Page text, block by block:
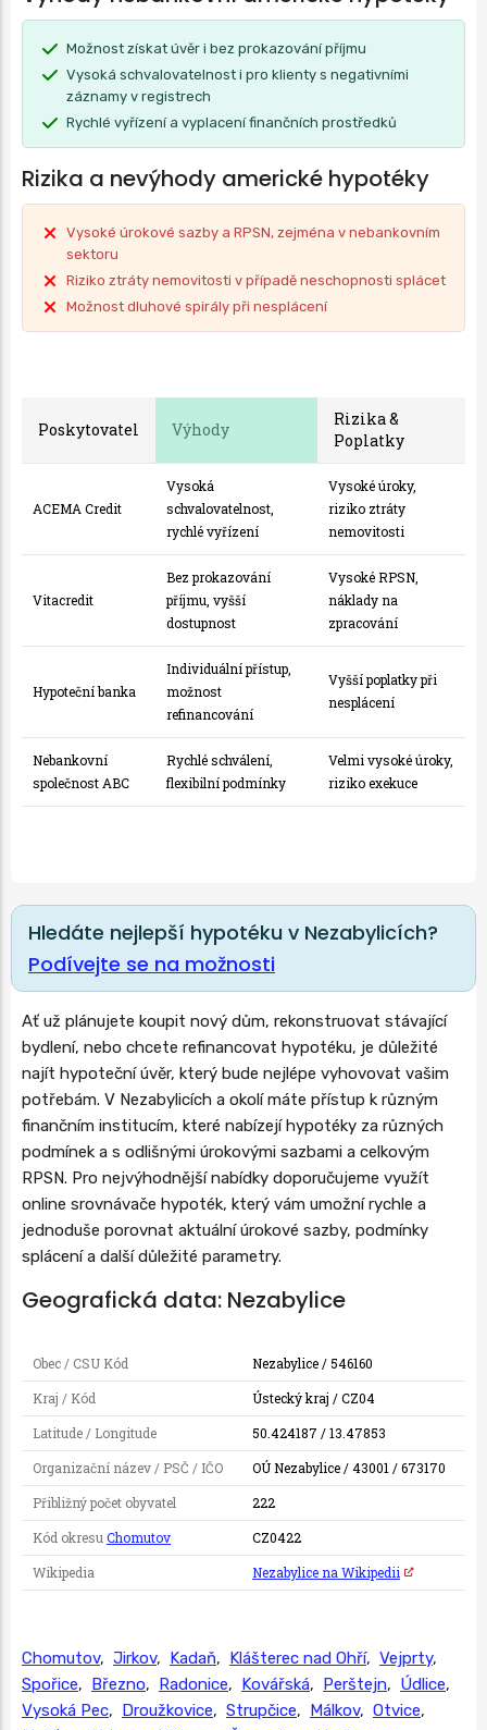
Možnost získat úvěr i bez prokazování příjmu
Vysoká schvalovatelnost i pro klienty s negativními
záznamy v registrech
Rychlé vyřízení a vyplacení finančních prostředků
Rizika a nevýhody americké hypotéky
Vysoké úrokové sazby a RPSN, zejména v nebankovním
sektoru
Riziko ztráty nemovitosti v případě neschopnosti splácet
Možnost dluhové spirály při nesplácení
Poskytovatel Výhody
Rizika &
Poplatky
ACEMA Credit
Vysoká
schvalovatelnost,
rychlé vyřízení
Vysoké úroky,
riziko ztráty
nemovitosti
Vitacredit
Bez prokazování
příjmu, vyšší
dostupnost
Vysoké RPSN,
náklady na
zpracování
Hypoteční banka
Individuální přístup,
možnost
refinancování
Vyšší poplatky při
nesplácení
Nebankovní
společnost ABC
Rychlé schválení,
flexibilní podmínky
Velmi vysoké úroky,
riziko exekuce
Hledáte nejlepší hypotéku v Nezabylicích?
Podívejte se na možnosti
Ať už plánujete koupit nový dům, rekonstruovat stávající
bydlení, nebo chcete refinancovat hypotéku, je důležité
najít hypoteční úvěr, který bude nejlépe vyhovovat vašim
potřebám. V Nezabylicích a okolí máte přístup k různým
finančním institucím, které nabízejí hypotéky za různých
podmínek a s odlišnými úrokovými sazbami a celkovým
RPSN. Pro nejvýhodnější nabídky doporučujeme využít
online srovnávače hypoték, který vám umožní rychle a
jednoduše porovnat aktuální úrokové sazby, podmínky
splácení a další důležité parametry.
Geografická data: Nezabylice
Obec / CSU Kód
Nezabylice / 546160
Kraj / Kód
Ústecký kraj / CZ04
Latitude / Longitude
50.424187 / 13.47853
Organizační název / PSČ / IČO
OÚ Nezabylice / 43001 / 673170
Přibližný počet obyvatel
222
Kód okresu Chomutov
CZ0422
Wikipedia
Nezabylice na Wikipedii
Chomutov, Jirkov, Kadaň, Klášterec nad Ohří, Vejprty,
Spořice, Březno, Radonice, Kovářská, Perštejn, Údlice,
Vysoká Pec, Droužkovice, Strupčice, Málkov, Otvice,